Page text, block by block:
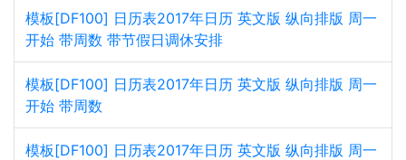
模板[DF100] 日历表2017年日历 英文版 纵向排版 周一
开始 带周数 带节假日调休安排
模板[DF100] 日历表2017年日历 英文版 纵向排版 周一
开始 带周数
模板[DF100] 日历表2017年日历 英文版 纵向排版 周一